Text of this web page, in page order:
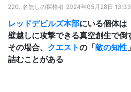
220. 名無しの探検者 2024年05月28日 13:33
レッドデビルズ本部にいる個体は
壁越しに攻撃できる真空創生で倒
その場合、 クエストの「敵の知性
詰むことがある